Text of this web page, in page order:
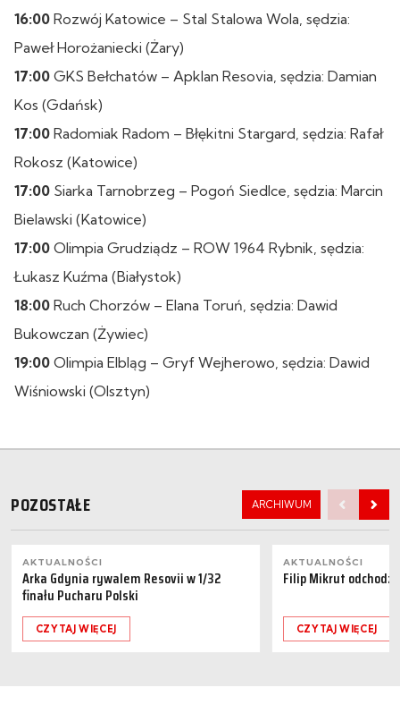
16:00 Rozwój Katowice – Stal Stalowa Wola, sędzia:
Paweł Horożaniecki (Żary)
17:00 GKS Bełchatów – Apklan Resovia, sędzia: Damian
Kos (Gdańsk)
17:00 Radomiak Radom – Błękitni Stargard, sędzia: Rafał
Rokosz (Katowice)
17:00 Siarka Tarnobrzeg – Pogoń Siedlce, sędzia: Marcin
Bielawski (Katowice)
17:00 Olimpia Grudziądz – ROW 1964 Rybnik, sędzia:
Łukasz Kuźma (Białystok)
18:00 Ruch Chorzów – Elana Toruń, sędzia: Dawid
Bukowczan (Żywiec)
19:00 Olimpia Elbląg – Gryf Wejherowo, sędzia: Dawid
Wiśniowski (Olsztyn)
POZOSTAŁE ARCHIWUM
AKTUALNOŚCI
Arka Gdynia rywalem Resovii w 1/32
finału Pucharu Polski
CZYTAJ WIĘCEJ
AKTUALNOŚCI
Filip Mikrut
CZYTAJ WIĘCEJ